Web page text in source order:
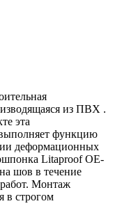
из ПВХ .
эта
функцию
деформационных
Litaproof OE-
шов в течение
Монтаж
в строгом